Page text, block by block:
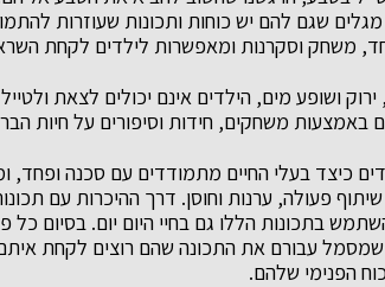
מגלים שגם להם יש כוחות ותכונות שעוזרות
יחד, משחק וסקרנות ומאפשרות לילדים לקחת
ירוק ושופע מים, הילדים אינם יכולים לצאת
באמצעות משחקים, חידות וסיפורים על חיות
כיצד בעלי החיים מתמודדים עם סכנה ופחד,
פעולה, ערנות וחוסן. דרך ההיכרות עם
בתכונות הללו גם בחיי היום יום. בסיום כל
שמסמל עבורם את התכונה שהם רוצים לקחת
הפנימי שלהם.